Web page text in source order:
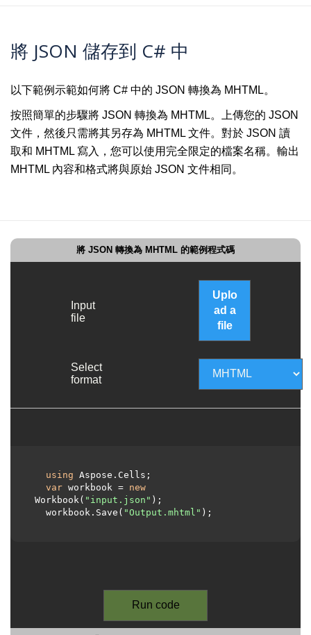
將 JSON 儲存到 C# 中
以下範例示範如何將 C# 中的 JSON 轉換為 MHTML。
按照簡單的步驟將 JSON 轉換為 MHTML。上傳您的 JSON
文件，然後只需將其另存為 MHTML 文件。對於 JSON 讀
取和 MHTML 寫入，您可以使用完全限定的檔案名稱。輸出
MHTML 內容和格式將與原始 JSON 文件相同。
將 JSON 轉換為 MHTML 的範例程式碼
Input
file
Uplo
ad a
file
Select
format
using Aspose.Cells;
var workbook = new
Workbook( "input.json" );
  workbook.Save(
"Output.mhtml" );
Run code